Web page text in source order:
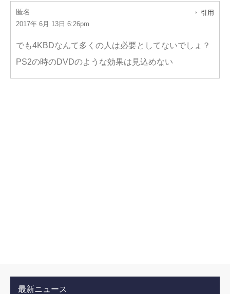
匿名
2017年 6月 13日 6:26pm
引用
でも4KBDなんて多くの人は必要としてないでしょ？
PS2の時のDVDのような効果は見込めない
最新ニュース